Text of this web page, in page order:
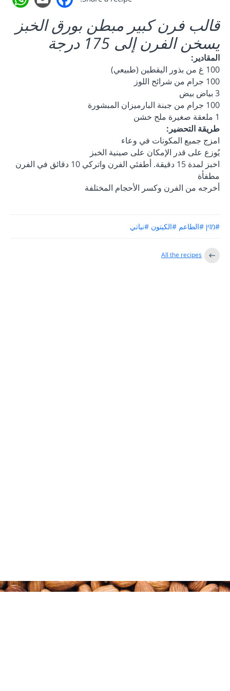
قالب فرن كبير مبطن بورق الخبز
يسخن الفرن إلى 175 درجة
المقادير:
100 غ من بذور اليقطين (طبيعي)
100 جرام من شرائح اللوز
3 بياض بيض
100 جرام من جبنة البارميزان المبشورة
طريقة التحضير:
امزج جميع المكونات في وعاء
يُوزع على قدر الإمكان على صينية الخبز
اخبز لمدة 15 دقيقة. أطفئي الفرن واتركي 10 دقائق في الفرن
مطفأة
أخرجه من الفرن وكسر الأحجام المختلفة
#מזין #الطاعم #الكيتون #نباتي
All the recipes